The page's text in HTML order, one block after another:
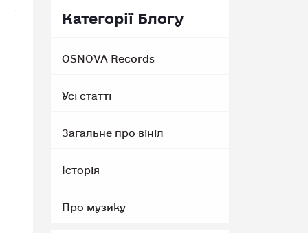
Категорії Блогу
OSNOVA Records
Усі статті
Загальне про вініл
Історія
Про музику